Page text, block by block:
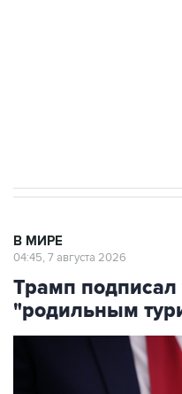
В МИРЕ
04:45, 7 августа 2026
Трамп подписал
"родильным